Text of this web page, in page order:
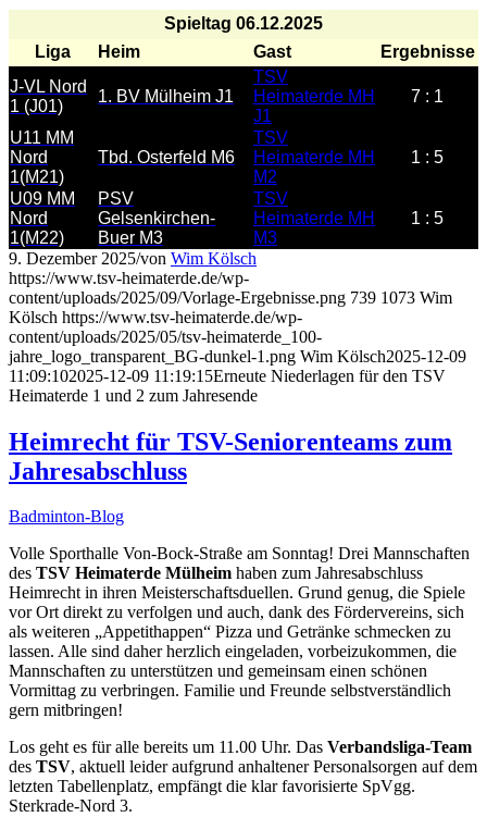
Spieltag 06.12.2025
Liga
Heim Gast
Ergebnisse
J-VL Nord
1 (J01)
1. BV Mülheim J1
TSV
Heimaterde MH
J1
7 : 1
U11 MM
Nord
1(M21)
Tbd. Osterfeld M6
TSV
Heimaterde MH
M2
1 : 5
U09 MM
Nord
1(M22)
PSV
Gelsenkirchen-
Buer M3
TSV
Heimaterde MH
M3
1 : 5
9. Dezember 2025/von Wim Kölsch
https://www.tsv-heimaterde.de/wp-
content/uploads/2025/09/Vorlage-Ergebnisse.png 739 1073 Wim
Kölsch https://www.tsv-heimaterde.de/wp-
content/uploads/2025/05/tsv-heimaterde_100-
jahre_logo_transparent_BG-dunkel-1.png Wim Kölsch2025-12-09
11:09:102025-12-09 11:19:15Erneute Niederlagen für den TSV
Heimaterde 1 und 2 zum Jahresende
Heimrecht für TSV-Seniorenteams zum
Jahresabschluss
Badminton-Blog
Volle Sporthalle Von-Bock-Straße am Sonntag! Drei Mannschaften
des TSV Heimaterde Mülheim haben zum Jahresabschluss
Heimrecht in ihren Meisterschaftsduellen. Grund genug, die Spiele
vor Ort direkt zu verfolgen und auch, dank des Fördervereins, sich
als weiteren „Appetithappen“ Pizza und Getränke schmecken zu
lassen. Alle sind daher herzlich eingeladen, vorbeizukommen, die
Mannschaften zu unterstützen und gemeinsam einen schönen
Vormittag zu verbringen. Familie und Freunde selbstverständlich
gern mitbringen!
Los geht es für alle bereits um 11.00 Uhr. Das Verbandsliga-Team
des TSV, aktuell leider aufgrund anhaltener Personalsorgen auf dem
letzten Tabellenplatz, empfängt die klar favorisierte SpVgg.
Sterkrade-Nord 3.